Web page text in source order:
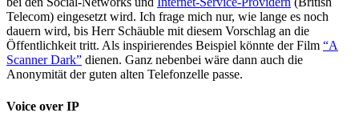
Telecom) eingesetzt wird. Ich frage mich nur, wie lange es noch
dauern wird, bis Herr Schäuble mit diesem Vorschlag an die
Öffentlichkeit tritt. Als inspirierendes Beispiel könnte der Film “A
Scanner Dark” dienen. Ganz nebenbei wäre dann auch die
Anonymität der guten alten Telefonzelle passe.
Voice over IP